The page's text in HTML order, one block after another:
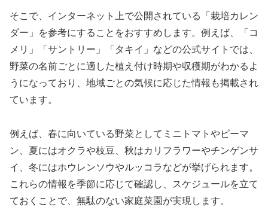
そこで、インターネット上で公開されている「栽培カレン
ダー」を参考にすることをおすすめします。例えば、「コ
メリ」「サントリー」「タキイ」などの公式サイトでは、
野菜の名前ごとに適した植え付け時期や収穫期がわかるよ
うになっており、地域ごとの気候に応じた情報も掲載され
ています。
例えば、春に向いている野菜としてミニトマトやピーマ
ン、夏にはオクラや枝豆、秋はカリフラワーやチンゲンサ
イ、冬にはホウレンソウやルッコラなどが挙げられます。
これらの情報を季節に応じて確認し、スケジュールを立て
ておくことで、無駄のない家庭菜園が実現します。